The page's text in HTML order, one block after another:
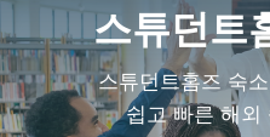
스튜던트
스튜던트홈즈 숙
쉽고 빠른 해외